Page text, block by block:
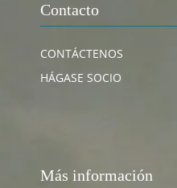
Contacto
CONTÁCTENOS
HÁGASE SOCIO
Más información